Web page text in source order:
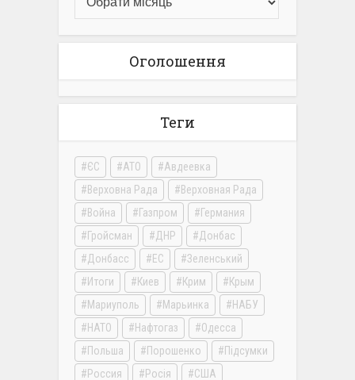
Оголошення
Теги
ЄС АТО
Авдеевка
Верховна Рада
Верховная Рада
Война
Газпром
Германия
Гройсман
ДНР
Донбас
Донбасс
ЕС
Зеленський
Итоги
Киев Крим
Крым
Мариуполь
Марьинка
НАБУ
НАТО
Нафтогаз
Одесса
Польша
Порошенко
Підсумки
Россия
Росія США